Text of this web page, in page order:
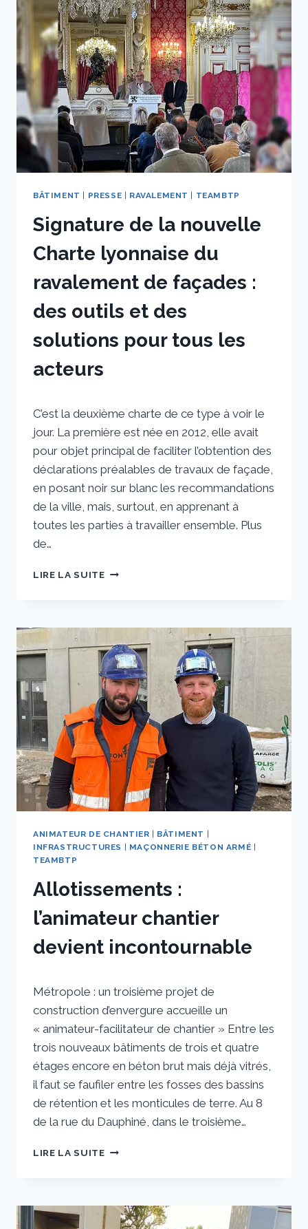
BÂTIMENT | PRESSE | RAVALEMENT | TEAMBTP
Signature de la nouvelle
Charte lyonnaise du
ravalement de façades :
des outils et des
solutions pour tous les
acteurs
sstradiotto
C’est la deuxième charte de ce type à voir le
jour. La première est née en 2012, elle avait
pour objet principal de faciliter l’obtention des
déclarations préalables de travaux de façade,
en posant noir sur blanc les recommandations
de la ville, mais, surtout, en apprenant à
toutes les parties à travailler ensemble. Plus
de…
LIRE LA SUITESIGNATURE
CHARTE
LYONNAISE
DU
RAVALEMENT
DE
FAÇADES
:
DES
OUTILS
ET
DES
SOLUTIONS
POUR
LES
ACTEURS
ANIMATEUR DE CHANTIER | BÂTIMENT |
INFRASTRUCTURES | MAÇONNERIE BÉTON ARMÉ |
TEAMBTP
Allotissements :
l’animateur chantier
devient incontournable
sstradiotto
Métropole : un troisième projet de
construction d’envergure accueille un
« animateur-facilitateur de chantier » Entre les
trois nouveaux bâtiments de trois et quatre
étages encore en béton brut mais déjà vitrés,
il faut se faufiler entre les fosses des bassins
de rétention et les monticules de terre. Au 8
de la rue du Dauphiné, dans le troisième…
LIRE LA SUITEALLOTISSEMENTS :
INCONTOURNABLE